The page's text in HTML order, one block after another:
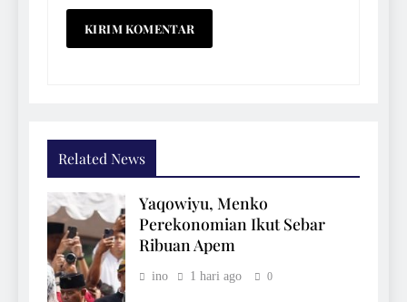
Related News
Yaqowiyu, Menko
Perekonomian Ikut Sebar
Ribuan Apem
ino 1 hari ago 0